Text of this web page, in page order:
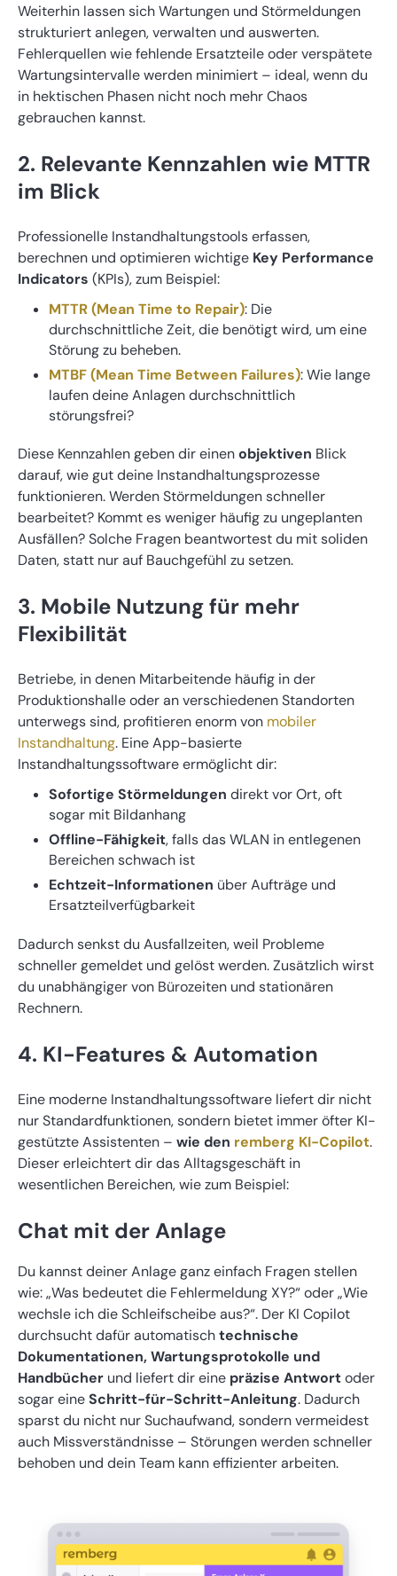
Weiterhin lassen sich Wartungen und Störmeldungen
strukturiert anlegen, verwalten und auswerten.
Fehlerquellen wie fehlende Ersatzteile oder verspätete
Wartungsintervalle werden minimiert – ideal, wenn du
in hektischen Phasen nicht noch mehr Chaos
gebrauchen kannst.
2. Relevante Kennzahlen wie MTTR
im Blick
Professionelle Instandhaltungstools erfassen,
berechnen und optimieren wichtige Key Performance
Indicators (KPIs), zum Beispiel:
MTTR (Mean Time to Repair): Die
durchschnittliche Zeit, die benötigt wird, um eine
Störung zu beheben.
MTBF (Mean Time Between Failures): Wie lange
laufen deine Anlagen durchschnittlich
störungsfrei?
Diese Kennzahlen geben dir einenobjektiven Blick
darauf, wie gut deine Instandhaltungsprozesse
funktionieren. Werden Störmeldungen schneller
bearbeitet? Kommt es weniger häufig zu ungeplanten
Ausfällen? Solche Fragen beantwortest du mit soliden
Daten, statt nur auf Bauchgefühl zu setzen.
3. Mobile Nutzung für mehr
Flexibilität
Betriebe, in denen Mitarbeitende häufig in der
Produktionshalle oder an verschiedenen Standorten
unterwegs sind, profitieren enorm von mobiler
Instandhaltung. Eine App-basierte
Instandhaltungssoftware ermöglicht dir:
Sofortige Störmeldungen direkt vor Ort, oft
sogar mit Bildanhang
Offline-Fähigkeit, falls das WLAN in entlegenen
Bereichen schwach ist
Echtzeit-Informationen über Aufträge und
Ersatzteilverfügbarkeit
Dadurch senkst du Ausfallzeiten, weil Probleme
schneller gemeldet und gelöst werden. Zusätzlich wirst
du unabhängiger von Bürozeiten und stationären
Rechnern.
4. KI-Features & Automation
Eine moderne Instandhaltungssoftware liefert dir nicht
nur Standardfunktionen, sondern bietet immer öfter KI-
gestützte Assistenten – wie den remberg KI-Copilot.
Dieser erleichtert dir das Alltagsgeschäft in
wesentlichen Bereichen, wie zum Beispiel:
Chat mit der Anlage
Du kannst deiner Anlage ganz einfach Fragen stellen
wie: „Was bedeutet die Fehlermeldung XY?“ oder „Wie
wechsle ich die Schleifscheibe aus?“. Der KI Copilot
durchsucht dafür automatischtechnische
Dokumentationen, Wartungsprotokolle und
Handbücher und liefert dir eine präzise Antwortoder
sogar eineSchritt-für-Schritt-Anleitung. Dadurch
sparst du nicht nur Suchaufwand, sondern vermeidest
auch Missverständnisse – Störungen werden schneller
behoben und dein Team kann effizienter arbeiten.